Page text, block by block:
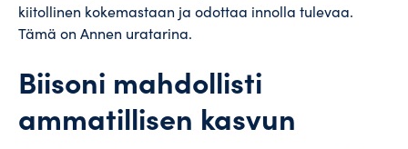
kiitollinen kokemastaan ja odottaa innolla tulevaa.
Tämä on Annen uratarina.
Biisoni mahdollisti
ammatillisen kasvun